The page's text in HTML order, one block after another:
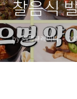
찰음식
법 및 방
by 여행큐레이터